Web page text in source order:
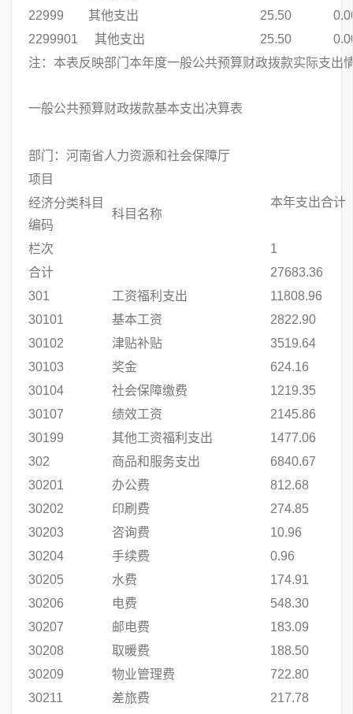
22999
其他支出 25.50
2299901
其他支出 25.50
注：本表反映部门本年度一般公共预算财政拨款实际支出
一般公共预算财政拨款基本支出决算表
部门：河南省人力资源和社会保障厅
项目
本年支出合计
经济分类科目
编码
科目名称
栏次
1
合计
27683.36
301
工资福利支出
11808.96
30101
基本工资
2822.90
30102
津贴补贴
3519.64
30103
奖金
624.16
30104
社会保障缴费
1219.35
30107
绩效工资
2145.86
30199
其他工资福利支出
1477.06
302
商品和服务支出
6840.67
30201
办公费
812.68
30202
印刷费
274.85
30203
咨询费
10.96
30204
手续费
0.96
30205
水费
174.91
30206
电费
548.30
30207
邮电费
183.09
30208
取暖费
188.50
30209
物业管理费
722.80
30211
差旅费
217.78